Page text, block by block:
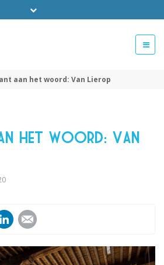
aan het woord: Van Lierop
het woord: Van
LinkedIn